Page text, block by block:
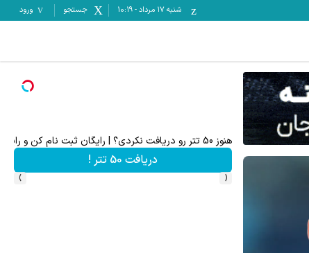
شنبه ۱۷ مرداد -
10:19 جستجو ورود
و خرید
60% تخفیف پوشاک جین وست + خرید در 4 قسط
مشاهده و خرید
‹
›